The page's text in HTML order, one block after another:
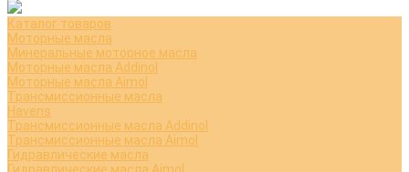
Каталог товаров
Моторные масла
Минеральные моторное масла
Моторные масла Addinol
Моторные масла Aimol
Трансмиссионные масла
Havens
Трансмиссионные масла Addinol
Трансмиссионные масла Aimol
Гидравлические масла